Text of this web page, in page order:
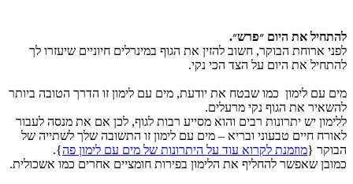
להתחיל את היום ״פרש״.
לפני ארוחת הבוקר, חשוב להזין את הגוף במינרלים חיוניים שיעזרו לך
להתחיל את היום על הצד הכי נקי.
מים עם לימון כמו שבטח את יודעת, מים עם לימון זו הדרך הטובה ביותר
להשאיר את הגוף נקי מרעלים.
ללימון יש יתרונות רבים והוא מסייע רבות לגוף, לכן אם את מנסה לעבור
לאורח חיים טבעוני ובריא – מים עם לימון זו התשובה שלך לשתייה של
הבוקר {מוזמנת לקרוא עוד על היתרונות של מים עם לימון פה}.
כמובן שאפשר להחליף את הלימון בפירות חומציים אחרים כמו אשכולית.